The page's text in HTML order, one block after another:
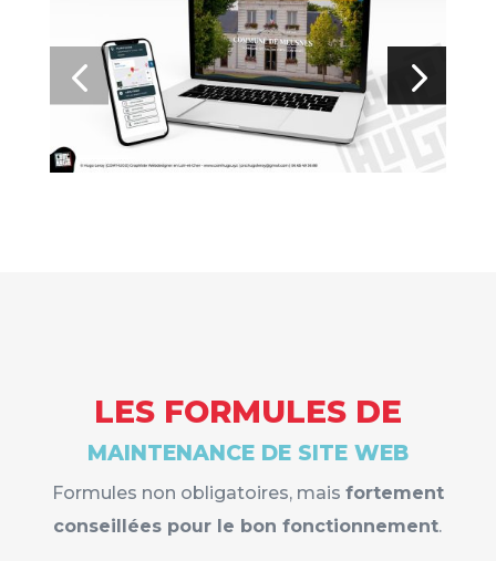
LES FORMULES DE
MAINTENANCE DE SITE WEB
Formules non obligatoires, mais fortement
conseillées pour le bon fonctionnement.